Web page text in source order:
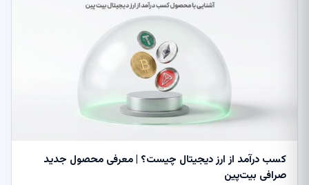
کسب درآمد از ارز دیجیتال چیست؟ | معرفی محصول جدید
صرافی بیت‌پین